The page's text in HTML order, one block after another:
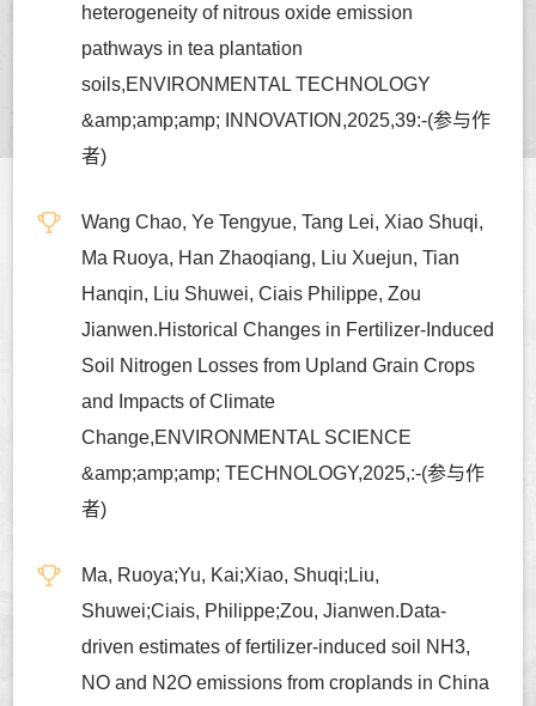
heterogeneity of nitrous oxide emission
pathways in tea plantation
soils,ENVIRONMENTAL TECHNOLOGY
&amp;amp;amp; INNOVATION,2025,39:-(参与作
者)
Wang Chao, Ye Tengyue, Tang Lei, Xiao Shuqi,
Ma Ruoya, Han Zhaoqiang, Liu Xuejun, Tian
Hanqin, Liu Shuwei, Ciais Philippe, Zou
Jianwen.Historical Changes in Fertilizer-Induced
Soil Nitrogen Losses from Upland Grain Crops
and Impacts of Climate
Change,ENVIRONMENTAL SCIENCE
&amp;amp;amp; TECHNOLOGY,2025,:-(参与作
者)
Ma, Ruoya;Yu, Kai;Xiao, Shuqi;Liu,
Shuwei;Ciais, Philippe;Zou, Jianwen.Data-
driven estimates of fertilizer-induced soil NH3,
NO and N2O emissions from croplands in China